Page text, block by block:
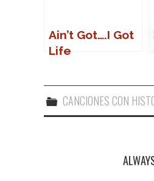
Ain’t Got….I Got
Life
CANCIONES CON
Navegación de